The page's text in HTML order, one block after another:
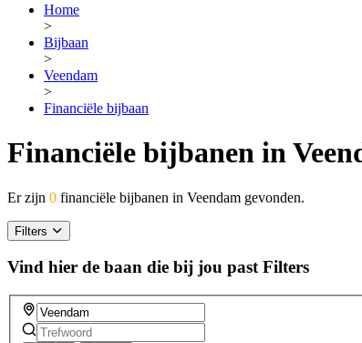
Home
>
Bijbaan
>
Veendam
>
Financiële bijbaan
Financiële bijbanen in
Er zijn 0 financiële bijbanen in Veendam gevonden.
Filters
Vind hier de baan die bij jou past Filters